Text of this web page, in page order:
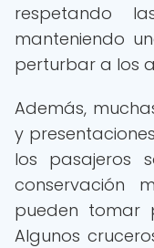
respetando
manteniendo
perturbar a los
Además,
y
los pasajeros
conservación
pueden tomar
Algunos